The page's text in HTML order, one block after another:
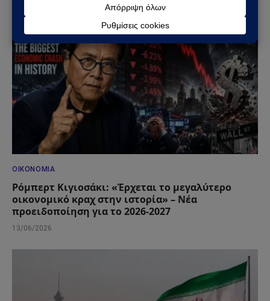
ΟΙΚΟΝΟΜΊΑ
Ρόμπερτ Κιγιοσάκι: «Έρχεται το μεγαλύτερο
οικονομικό κραχ στην ιστορία» – Νέα
προειδοποίηση για το 2026-2027
13/06/2026